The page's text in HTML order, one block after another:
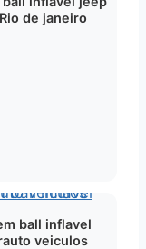
de janeiro
ball inflavel
veiculos